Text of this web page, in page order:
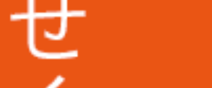
埼玉県立大学様
東京医科大学病院様